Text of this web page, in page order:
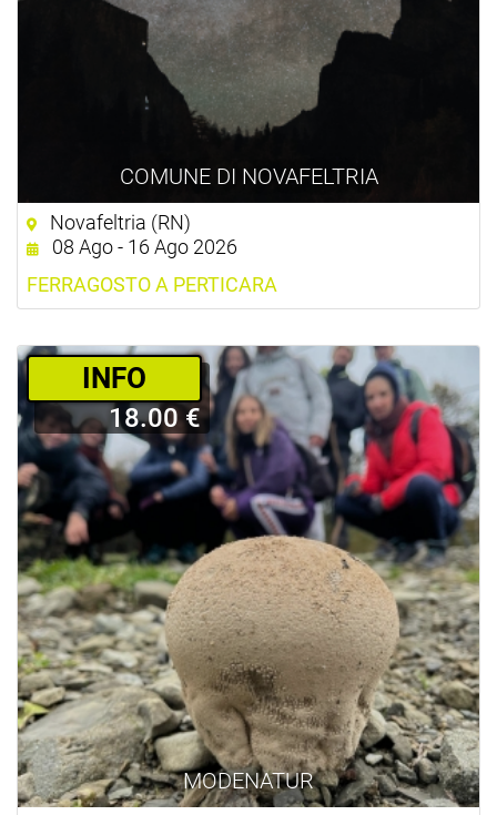
COMUNE DI NOVAFELTRIA
Novafeltria (RN)
08 Ago - 16 Ago 2026
FERRAGOSTO A PERTICARA
MODENATUR
­INFO
18.00 €